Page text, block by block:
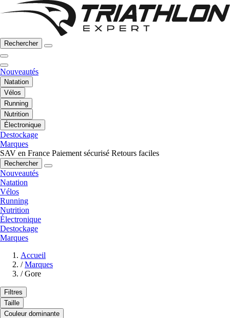
Rechercher
Nouveautés
Natation
Vélos
Running
Nutrition
Électronique
Destockage
Marques
SAV en France Paiement sécurisé Retours faciles
Rechercher
Nouveautés
Natation
Vélos
Running
Nutrition
Électronique
Destockage
Marques
Accueil
/ Marques
/ Gore
Filtres
Taille
Couleur dominante